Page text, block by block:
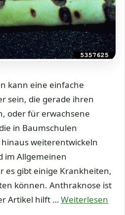
kann eine einfache
sein, die gerade ihren
oder für erwachsene
in Baumschulen
weiterentwickeln
im Allgemeinen
es gibt einige Krankheiten,
können. Anthraknose ist
Artikel hilft …Weiterlesen